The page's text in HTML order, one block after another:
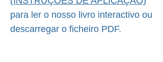
para ler o nosso livro interactivo ou
descarregar o ficheiro PDF.